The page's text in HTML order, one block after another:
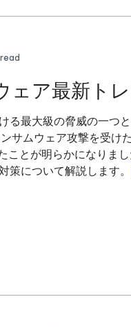
ェア最新ト
る最大級の脅威の一つ
サムウェア攻撃を受
ことが明らかになりま
策について解説します。